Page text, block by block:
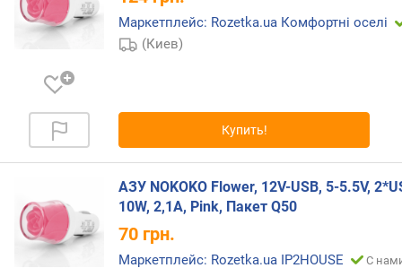
и
д
ш
к
д
о
Маркетплейс: Rozetka.ua Комфортні оселі
(Киев)
Купить!
АЗУ NOKOKO Flower, 12V-USB, 5-5.5V,
10W, 2,1А, Pink, Пакет Q50
70 грн.
Маркетплейс: Rozetka.ua IP2HOUSE С